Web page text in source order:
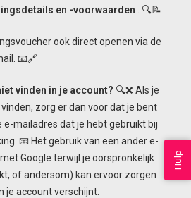
en -voorwaarden . 🔍📝
ook direct openen via de
📧🔗
vinden in je account? 🔍❌ Als je
zorg er dan voor dat je bent
mailadres dat je hebt gebruikt bij
📧 Het gebruik van een ander e-
Google terwijl je oorspronkelijk
of andersom) kan ervoor zorgen
je account verschijnt.
Hulp